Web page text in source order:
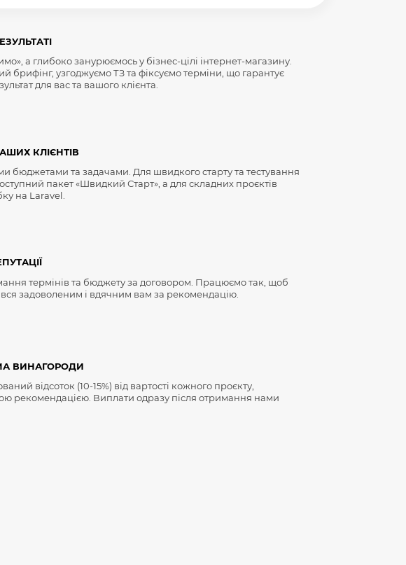
а глибоко занурюємось у бізнес-цілі інтернет-магазину.
брифінг, узгоджуємо ТЗ та фіксуємо терміни, що гарантує
для вас та вашого клієнта.
КЛІЄНТІВ
бюджетами та задачами. Для швидкого старту та тестування
пакет «Швидкий Старт», а для складних проєктів
на Laravel.
термінів та бюджету за договором. Працюємо так, щоб
задоволеним і вдячним вам за рекомендацію.
ВИНАГОРОДИ
відсоток (10-15%) від вартості кожного проєкту,
рекомендацією. Виплати одразу після отримання нами